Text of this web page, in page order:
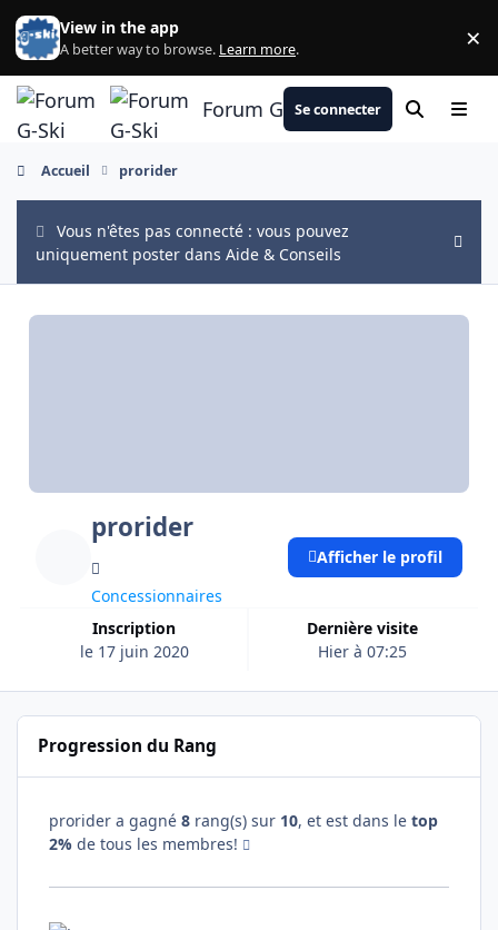
Aller au contenu
View in the app
A better way to browse. Learn more. ×
Forum G-SkiSe connecter Rechercher
Menu
Accueil prorider
Vous n'êtes pas connecté : vous pouvez
uniquement poster dans Aide & Conseils
Hide
prorider
Concessionnaires
Inscription
le 17 juin 2020
Dernière visite
Hier à 07:25
Afficher le profil
Progression du Rang
prorider a gagné 8 rang(s) sur 10, et est dans le top
2% de tous les membres!